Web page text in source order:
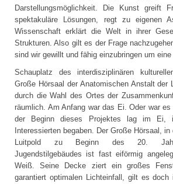
Darstellungsmöglichkeit. Die Kunst greift
spektakuläre Lösungen, regt zu eigenen
Wissenschaft erklärt die Welt in ihrer
Strukturen. Also gilt es der Frage
sind wir gewillt und fähig einzubringen um
Schauplatz des interdisziplinären
Große Hörsaal der Anatomischen Anstalt der
durch die Wahl des Ortes der
räumlich. Am Anfang war das Ei. Oder war
der Beginn dieses Projektes lag im Ei,
Interessierten begaben. Der Große Hörsaal,
Luitpold zu Beginn des 20.
Jugendstilgebäudes ist fast eiförmig
Weiß. Seine Decke ziert ein großes
garantiert optimalen Lichteinfall, gilt es